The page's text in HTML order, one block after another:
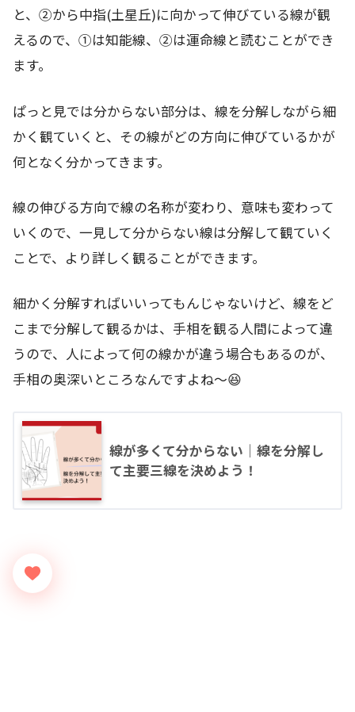
と、②から中指(土星丘)に向かって伸びている線が観
えるので、①は知能線、②は運命線と読むことができ
ます。
ぱっと見では分からない部分は、線を分解しながら細
かく観ていくと、その線がどの方向に伸びているかが
何となく分かってきます。
線の伸びる方向で線の名称が変わり、意味も変わって
いくので、一見して分からない線は分解して観ていく
ことで、より詳しく観ることができます。
細かく分解すればいいってもんじゃないけど、線をど
こまで分解して観るかは、手相を観る人間によって違
うので、人によって何の線かが違う場合もあるのが、
手相の奥深いところなんですよね～😆
線が多くて分からない｜線を分解し
て主要三線を決めよう！